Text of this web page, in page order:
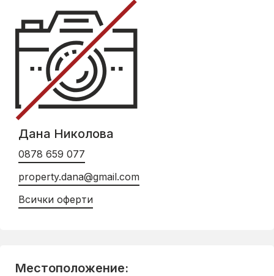
Дана Николова
0878 659 077
property.dana@gmail.com
Всички оферти
Местоположение: